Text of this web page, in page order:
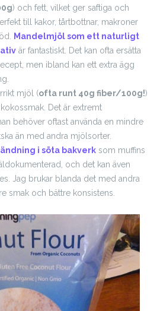
) och fett, vilket ger saftiga och
till kakor, tårtbottnar, makroner
Mandelmjöl som ett naturligt
är fantastiskt. Det kan ofta ersätta
men ibland kan ett extra ägg
mjöl (ofta runt 40g fiber/100g!)
Det är extremt
behöver oftast använda en mindre
än med andra mjölsorter.
i söta bakverk som muffins
och det kan även
Jag brukar blanda det med andra
smak och bättre konsistens.